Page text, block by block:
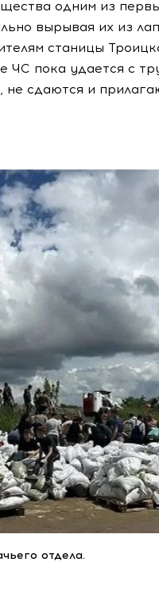
одним из
вырывая их из
станицы
ЧС пока удается с
сдаются и
отдела.